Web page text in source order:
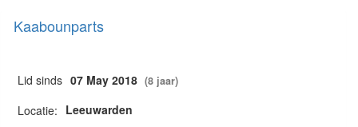
Kaabounparts
Lid sinds 07 May 2018 (8 jaar)
Locatie: Leeuwarden